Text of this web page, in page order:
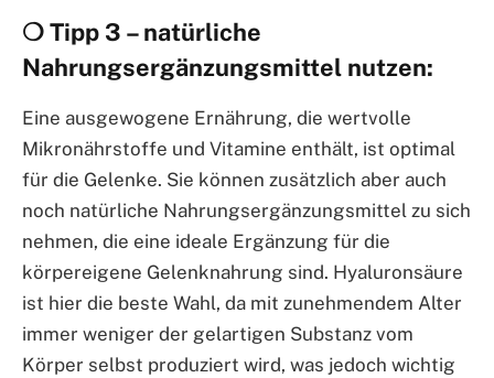
❍ Tipp 3 – natürliche
Nahrungsergänzungsmittel nutzen:
Eine ausgewogene Ernährung, die wertvolle
Mikronährstoffe und Vitamine enthält, ist optimal
für die Gelenke. Sie können zusätzlich aber auch
noch natürliche Nahrungsergänzungsmittel zu sich
nehmen, die eine ideale Ergänzung für die
körpereigene Gelenknahrung sind. Hyaluronsäure
ist hier die beste Wahl, da mit zunehmendem Alter
immer weniger der gelartigen Substanz vom
Körper selbst produziert wird, was jedoch wichtig